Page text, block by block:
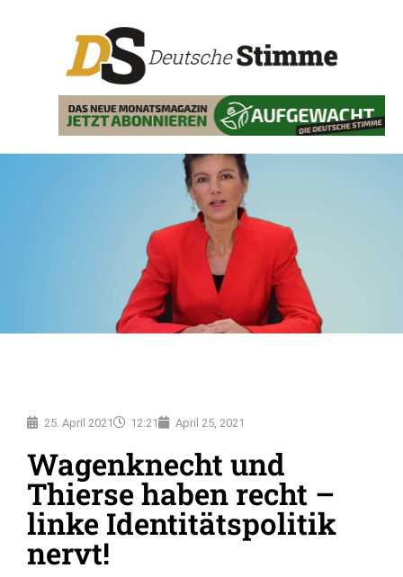
25. April 2021 12:21 April 25, 2021
Wagenknecht und
Thierse haben recht –
linke Identitätspolitik
nervt!